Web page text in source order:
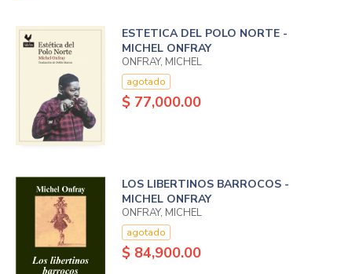
ESTETICA DEL POLO NORTE -
MICHEL ONFRAY
ONFRAY, MICHEL
agotado
$ 77,000.00
LOS LIBERTINOS BARROCOS -
MICHEL ONFRAY
ONFRAY, MICHEL
agotado
$ 84,900.00